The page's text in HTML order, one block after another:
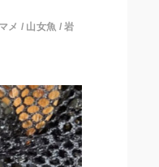
メ / 山女魚 /岩